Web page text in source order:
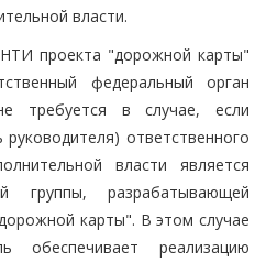
власти.
проекта "дорожной карты"
федеральный орган
требуется в случае, если
ответственного
власти является
группы, разрабатывающей
карты". В этом случае
обеспечивает реализацию